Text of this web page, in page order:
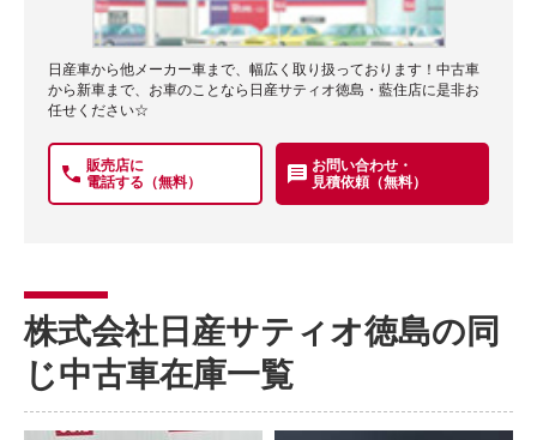
日産車から他メーカー車まで、幅広く取り扱っております！中古車
から新車まで、お車のことなら日産サティオ徳島・藍住店に是非お
任せください☆
販売店に
電話する（無料）
お問い合わせ・
見積依頼（無料）
株式会社日産サティオ徳島の同
じ中古車在庫一覧